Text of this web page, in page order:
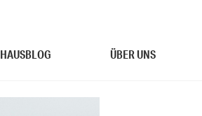
HAUSBLOG ÜBER UNS